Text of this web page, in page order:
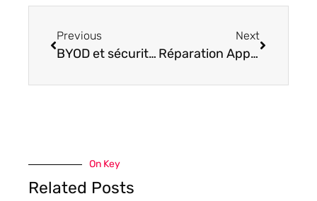
Previous
BYOD et sécurité mobile : le pari risqué des petites entreprises
Next
Réparation Apple : ce qui distingue un spécialiste d’un réparateur généraliste
On Key
Related Posts